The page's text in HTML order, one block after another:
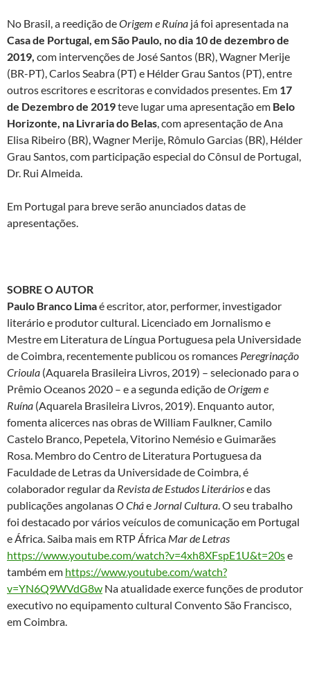
No Brasil, a reedição deOrigem e Ruína já foi apresentada na
Casa de Portugal, em São Paulo, no dia 10 de dezembro de
2019, com intervenções de José Santos (BR), Wagner Merije
(BR-PT), Carlos Seabra (PT) e Hélder Grau Santos (PT), entre
outros escritores e escritoras e convidados presentes. Em 17
de Dezembro de 2019teve lugar uma apresentação em Belo
Horizonte, na Livraria do Belas, com apresentação de Ana
Elisa Ribeiro (BR), Wagner Merije, Rômulo Garcias (BR), Hélder
Grau Santos, com participação especial do Cônsul de Portugal,
Dr. Rui Almeida.
Em Portugal para breve serão anunciados datas de
apresentações.
SOBRE O AUTOR
Paulo Branco Limaé escritor, ator, performer, investigador
literário e produtor cultural. Licenciado em Jornalismo e
Mestre em Literatura de Língua Portuguesa pela Universidade
de Coimbra, recentemente publicou os romances Peregrinação
Crioula (Aquarela Brasileira Livros, 2019) – selecionado para o
Prêmio Oceanos 2020 – e a segunda edição deOrigem e
Ruína (Aquarela Brasileira Livros, 2019). Enquanto autor,
fomenta alicerces nas obras de William Faulkner, Camilo
Castelo Branco, Pepetela, Vitorino Nemésio e Guimarães
Rosa. Membro do Centro de Literatura Portuguesa da
Faculdade de Letras da Universidade de Coimbra, é
colaborador regular da Revista de Estudos Literáriose das
publicações angolanasO Cháe Jornal Cultura. O seu trabalho
foi destacado por vários veículos de comunicação em Portugal
e África. Saiba mais em RTP África Mar de Letras
https://www.youtube.com/watch?v=4xh8XFspE1U&t=20se
também em https://www.youtube.com/watch?
v=YN6Q9WVdG8w Na atualidade exerce funções de produtor
executivo no equipamento cultural Convento São Francisco,
em Coimbra.